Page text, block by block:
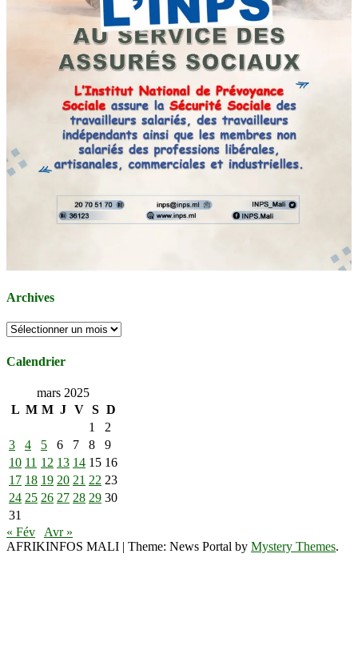
Archives
Archives
Calendrier
mars 2025
L M M J V S D
1
2
3
4 5 6 7 8
9
10 11 12 13 14 15 16
17 18 19 20 21 22 23
24 25 26 27 28 29 30
31
« Fév
Avr »
AFRIKINFOS MALI | Theme: News Portal by Mystery Themes.